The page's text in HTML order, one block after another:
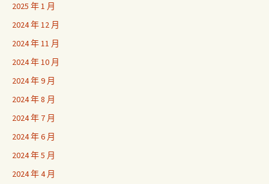
2025 年 1 月
2024 年 12 月
2024 年 11 月
2024 年 10 月
2024 年 9 月
2024 年 8 月
2024 年 7 月
2024 年 6 月
2024 年 5 月
2024 年 4 月